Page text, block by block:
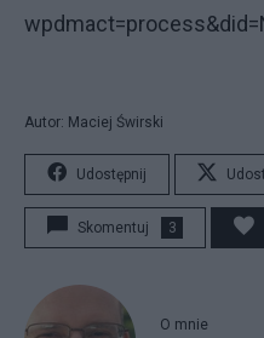
Autor: Maciej Świrski
Udostępnij
Skomentuj 3
O mnie